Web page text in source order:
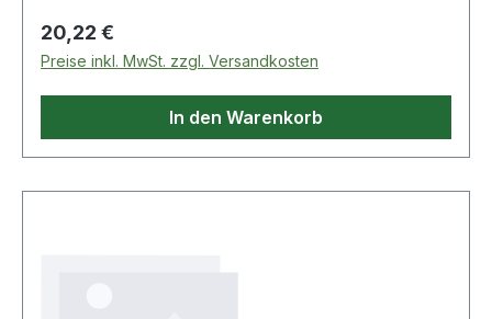
Regulärer Preis:
20,22 €
Preise inkl. MwSt. zzgl. Versandkosten
In den Warenkorb